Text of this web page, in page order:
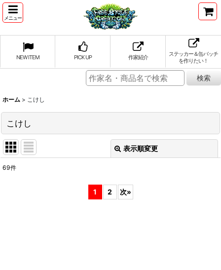
メニュー
NEW ITEM PICK UP 作家紹介
ステッカー＆缶バッチ
を作りたい！
ホーム > こけし
こけし
表示順変更
69件
1 2 次»